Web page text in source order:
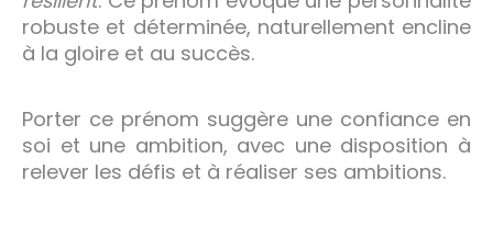
robuste et déterminée, naturellement encline
à la gloire et au succès.
Porter ce prénom suggère une confiance en
soi et une ambition, avec une disposition à
relever les défis et à réaliser ses ambitions.